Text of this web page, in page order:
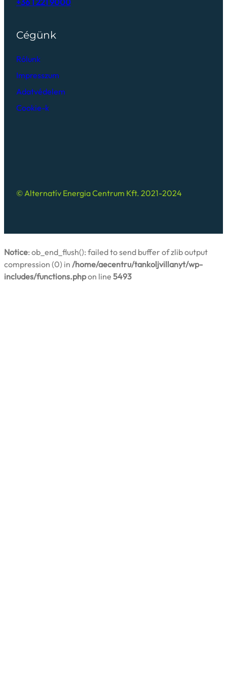
+36 1 221 9000
Cégünk
Rólunk
Impresszum
Adatvédelem
Cookie-k
© Alternatív Energia Centrum Kft. 2021-2024
Notice: ob_end_flush(): failed to send buffer of zlib output
compression (0) in /home/aecentru/tankoljvillanyt/wp-
includes/functions.phpon line 5493